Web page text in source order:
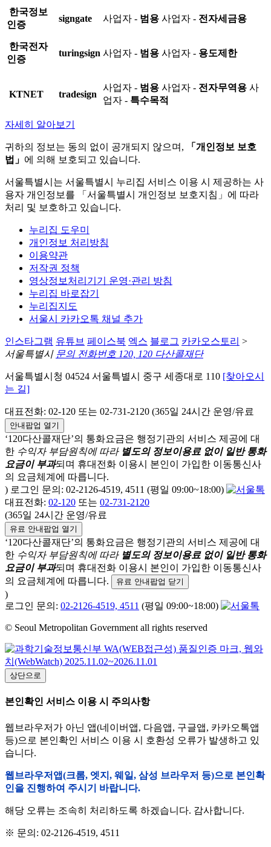
한국정보
인증
signgate 사업자 - 범용 사업자 - 전자세금용
한국전자
인증
turingsign 사업자 - 범용 사업자 - 용도제한
KTNET tradesign
사업자 - 범용 사업자 - 전자무역용 사
업자 - 특수목적
자세히 알아보기
귀하의 정보는 동의 없이 공개되지 않으며,
「개인정보 보호
법」 에 의해 보호되고 있습니다.
서울특별시는 서울특별시 누리집 서비스 이용 시 제공하는 사
용자 개인정보를 「서울특별시 개인정보 보호지침」에 따라
처리 및 보호하고 있습니다.
누리집 도우미
개인정보 처리방침
이용약관
저작권 정책
영상정보처리기기 운영·관리 방침
누리집 바로잡기
누리집지도
서울시 카카오톡 채널 추가
인스타그램 유튜브 페이스북 엑스 블로그 카카오스토리 >
서울특별시 문의 전화번호 120, 120 다산콜재단
서울특별시청 04524 서울특별시 중구 세종대로 110 [찾아오시
는 길]
대표전화: 02-120 또는 02-731-2120 (365일 24시간 운영/유료
안내팝업 열기
‘120다산콜재단’의 통화요금은 행정기관의 서비스 제공에 대
한 수익자 부담원칙에 따라 별도의 정보이용료 없이 일반 통화
요금이 부과되며 휴대전화 이용시 본인이 가입한 이동통신사
의 요금체계에 따릅니다.
) 로그인 문의: 02-2126-4519, 4511 (평일 09:00~18:00)
대표전화: 02-120 또는 02-731-2120
(365일 24시간 운영/유료
유료 안내팝업 열기
‘120다산콜재단’의 통화요금은 행정기관의 서비스 제공에 대
한 수익자 부담원칙에 따라 별도의 정보이용료 없이 일반 통화
요금이 부과되며 휴대전화 이용시 본인이 가입한 이동통신사
의 요금체계에 따릅니다.
유료 안내팝업 닫기
)
로그인 문의: 02-2126-4519, 4511 (평일 09:00~18:00)
© Seoul Metropolitan Government all rights reserved
상단으로
본인확인 서비스 이용 시 주의사항
웹브라우저가 아닌 앱(네이버앱, 다음앱, 구글앱, 카카오톡앱
등)으로 본인확인 서비스 이용 시 호환성 오류가 발생하고 있
습니다.
웹브라우저앱(크롬, 엣지, 웨일, 삼성 브라우저 등)으로 본인확
인을 진행하여 주시기 바랍니다.
해당 오류는 조속히 처리하도록 하겠습니다. 감사합니다.
※ 문의: 02-2126-4519, 4511